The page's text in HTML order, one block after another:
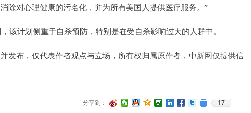
除对心理健康的污名化，并为所有美国人提供医疗服务。”
该计划侧重于自杀预防，特别是在受自杀影响过大的人群中。
发布，仅代表作者观点与立场，所有权归属原作者，中新网仅提供信
分享到： 17